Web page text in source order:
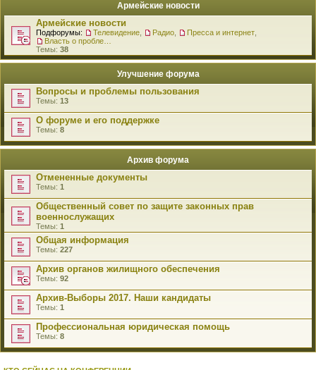
Армейские новости
Армейские новости
Подфорумы: Телевидение Радио Пресса и интернет
Темы: 38
Улучшение форума
Вопросы и проблемы пользования
Темы: 13
О форуме и его поддержке
Темы: 8
Архив форума
Отмененные документы
Темы: 1
Общественный совет по защите законных прав
военнослужащих
Темы: 1
Общая информация
Темы: 227
Архив органов жилищного обеспечения
Темы: 92
Архив-Выборы 2017. Наши кандидаты
Темы: 1
Профессиональная юридическая помощь
Темы: 8